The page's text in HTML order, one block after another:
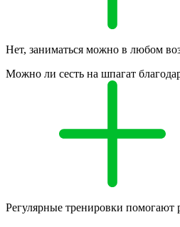
Нет, заниматься можно в любом
Можно ли сесть на шпагат
Регулярные тренировки помогают